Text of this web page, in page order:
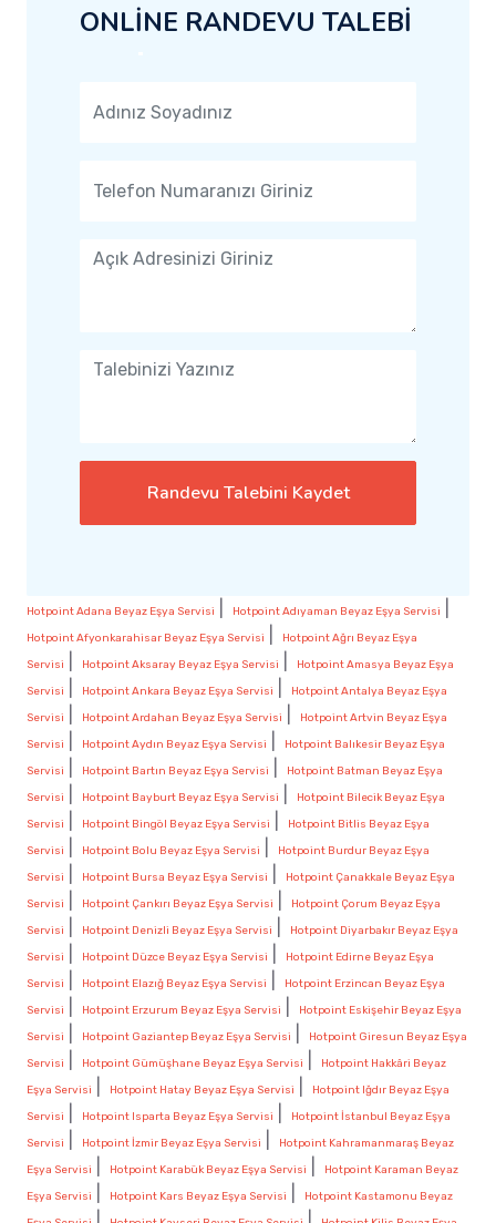
ONLİNE RANDEVU TALEBİ
Randevu Talebini Kaydet
Hotpoint Adana Beyaz Eşya Servisi Hotpoint Adıyaman Beyaz Eşya Servisi
Hotpoint Afyonkarahisar Beyaz Eşya Servisi
Hotpoint Ağrı Beyaz Eşya
Servisi
Hotpoint Aksaray Beyaz Eşya Servisi
Hotpoint Amasya Beyaz Eşya
Servisi
Hotpoint Ankara Beyaz Eşya Servisi
Hotpoint Antalya Beyaz Eşya
Servisi
Hotpoint Ardahan Beyaz Eşya Servisi
Hotpoint Artvin Beyaz Eşya
Servisi
Hotpoint Aydın Beyaz Eşya Servisi
Hotpoint Balıkesir Beyaz Eşya
Servisi
Hotpoint Bartın Beyaz Eşya Servisi
Hotpoint Batman Beyaz Eşya
Servisi
Hotpoint Bayburt Beyaz Eşya Servisi
Hotpoint Bilecik Beyaz Eşya
Servisi
Hotpoint Bingöl Beyaz Eşya Servisi
Hotpoint Bitlis Beyaz Eşya
Servisi
Hotpoint Bolu Beyaz Eşya Servisi
Hotpoint Burdur Beyaz Eşya
Servisi
Hotpoint Bursa Beyaz Eşya Servisi
Hotpoint Çanakkale Beyaz Eşya
Servisi
Hotpoint Çankırı Beyaz Eşya Servisi
Hotpoint Çorum Beyaz Eşya
Servisi
Hotpoint Denizli Beyaz Eşya Servisi
Hotpoint Diyarbakır Beyaz Eşya
Servisi
Hotpoint Düzce Beyaz Eşya Servisi
Hotpoint Edirne Beyaz Eşya
Servisi
Hotpoint Elazığ Beyaz Eşya Servisi
Hotpoint Erzincan Beyaz Eşya
Servisi
Hotpoint Erzurum Beyaz Eşya Servisi
Hotpoint Eskişehir Beyaz Eşya
Servisi
Hotpoint Gaziantep Beyaz Eşya Servisi
Hotpoint Giresun Beyaz Eşya
Servisi
Hotpoint Gümüşhane Beyaz Eşya Servisi
Hotpoint Hakkâri Beyaz
Eşya Servisi
Hotpoint Hatay Beyaz Eşya Servisi
Hotpoint Iğdır Beyaz Eşya
Servisi
Hotpoint Isparta Beyaz Eşya Servisi
Hotpoint İstanbul Beyaz Eşya
Servisi
Hotpoint İzmir Beyaz Eşya Servisi
Hotpoint Kahramanmaraş Beyaz
Eşya Servisi
Hotpoint Karabük Beyaz Eşya Servisi
Hotpoint Karaman Beyaz
Eşya Servisi
Hotpoint Kars Beyaz Eşya Servisi
Hotpoint Kastamonu Beyaz